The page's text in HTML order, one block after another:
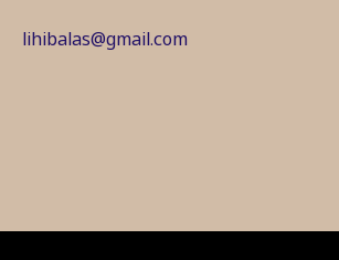
lihibalas@gmail.com